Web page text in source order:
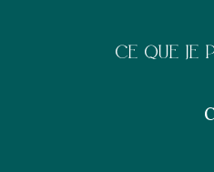
CE QUE JE